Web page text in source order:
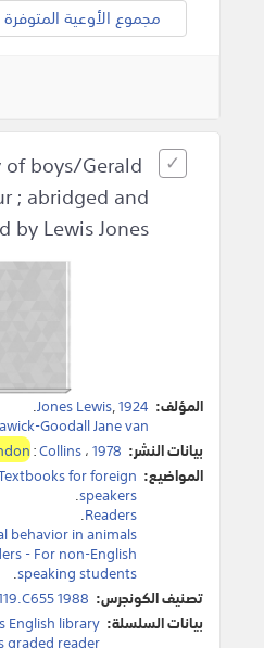
مجموع الأوعية المتوفرة :
boys/Gerald
; abridged and
by Lewis Jones.
المؤلف: Jones Lewis,1924
.
Goodall Jane van
بيانات النشر:
:Collins،1978
المواضيع: for foreign
speakers
.
Readers
.
behavior in animals
- For non-English
speaking students
.
تصنيف الكونجرس: 1988
بيانات السلسلة: English library.
graded reader.